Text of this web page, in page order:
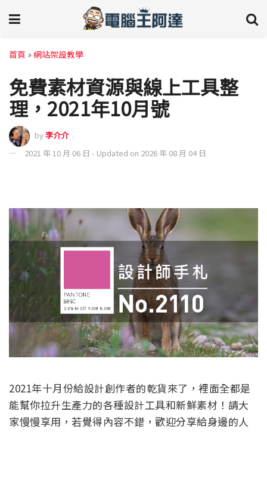
首頁 »網站架設教學
免費素材資源與線上工具整
理，2021年10月號
by李介介
2021 年 10 月 06 日 - Updated on 2026 年 08 月 04 日
2021年十月份給設計創作者的乾貨來了，裡面全都是
能幫你拉升生產力的各種設計工具和新鮮素材！請大
家慢慢享用，若覺得內容不錯，歡迎分享給身邊的人